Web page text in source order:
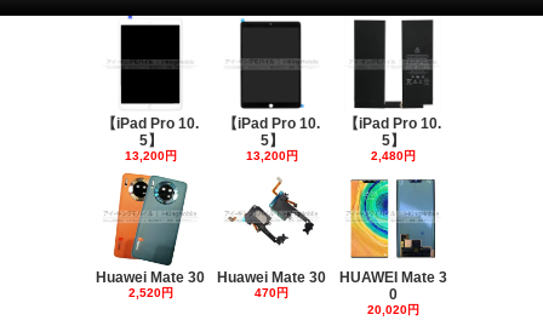
【iPad Pro 10.
5】
13,200円
【iPad Pro 10.
5】
13,200円
【iPad Pro 10.
5】
2,480円
Huawei Mate 30
2,520円
Huawei Mate 30
470円
HUAWEI Mate 3
0
20,020円